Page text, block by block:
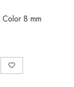
8 mm